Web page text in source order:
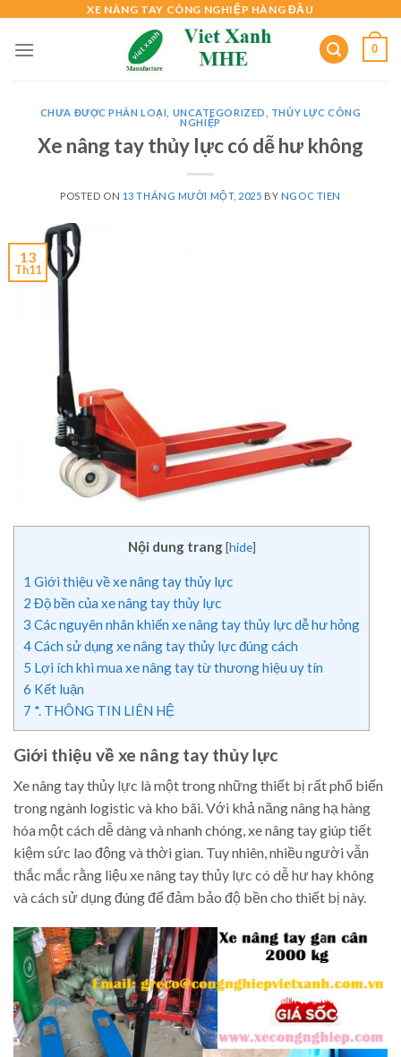
content
XE NÂNG TAY CÔNG NGHIỆP HÀNG ĐẦU
0
CHƯA ĐƯỢC PHÂN LOẠI UNCATEGORIZED
THỦY LỰC CÔNG
NGHIỆP
Xe nâng tay thủy lực có dễ hư không
POSTED ON 13 THÁNG MƯỜI MỘT, 2025 BY NGOC TIEN
13
Th11
Nội dung trang [hide]
1 Giới thiệu về xe nâng tay thủy lực
2 Độ bền của xe nâng tay thủy lực
3 Các nguyên nhân khiến xe nâng tay thủy lực dễ hư hỏng
4Cách sử dụng xe nâng tay thủy lực đúng cách
5 Lợi ích khi mua xe nâng tay từ thương hiệu uy tín
6 Kết luận
7 *. THÔNG TIN LIÊN HỆ
Giới thiệu về xe nâng tay thủy lực
Xe nâng tay thủy lực là một trong những thiết bị rất phổ biến
trong ngành logistic và kho bãi. Với khả năng nâng hạ hàng
hóa một cách dễ dàng và nhanh chóng, xe nâng tay giúp tiết
kiệm sức lao động và thời gian. Tuy nhiên, nhiều người vẫn
thắc mắc rằng liệu xe nâng tay thủy lực có dễ hư hay không
và cách sử dụng đúng để đảm bảo độ bền cho thiết bị này.